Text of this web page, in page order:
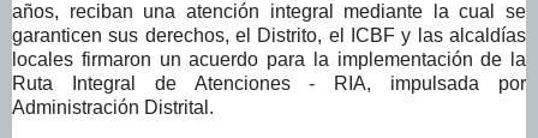
años, reciban una atención integral mediante la cual se
garanticen sus derechos, el Distrito, el ICBF y las alcaldías
locales firmaron un acuerdo para la implementación de la
Ruta Integral de Atenciones - RIA, impulsada por
Administración Distrital.